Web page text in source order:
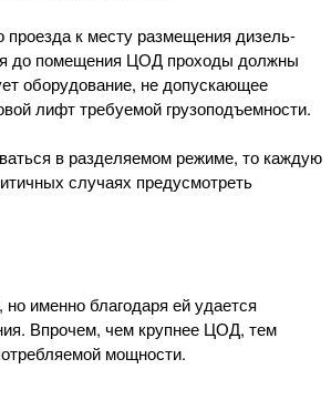
к месту размещения дизель-
до помещения ЦОД проходы должны
оборудование, не допускающее
лифт требуемой грузоподъемности.
в разделяемом режиме, то каждую
случаях предусмотреть
именно благодаря ей удается
Впрочем, чем крупнее ЦОД, тем
мощности.